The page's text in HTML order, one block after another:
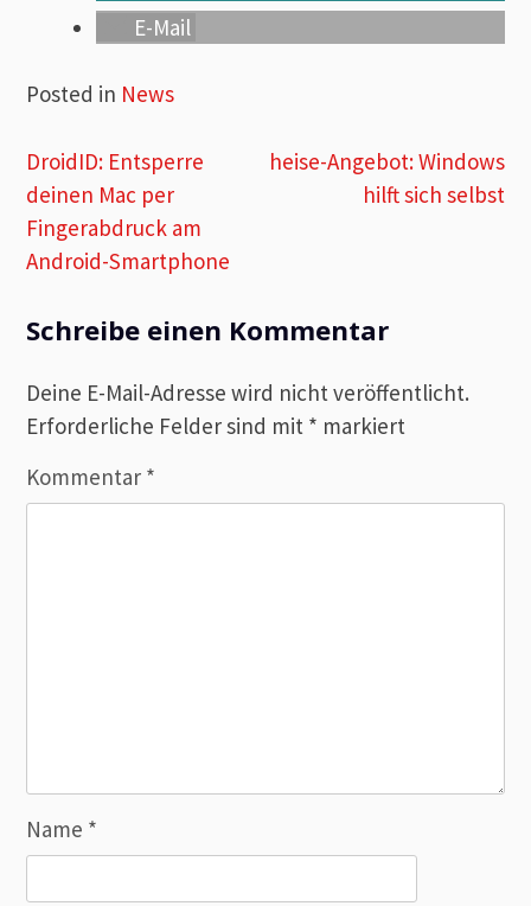
E-Mail
Posted in News
Beitragsnavigation
DroidID: Entsperre
deinen Mac per
Fingerabdruck am
Android-Smartphone
heise-Angebot: Windows
hilft sich selbst
Schreibe einen Kommentar
Deine E-Mail-Adresse wird nicht veröffentlicht.
Erforderliche Felder sind mit * markiert
Kommentar *
Name *